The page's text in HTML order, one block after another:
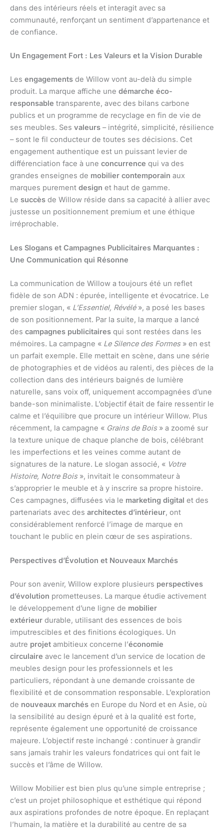
dans des intérieurs réels et interagit avec sa
communauté, renforçant un sentiment d’appartenance et
de confiance.
Un Engagement Fort : Les Valeurs et la Vision Durable
Les engagements de Willow vont au-delà du simple
produit. La marque affiche une démarche éco-
responsable transparente, avec des bilans carbone
publics et un programme de recyclage en fin de vie de
ses meubles. Ses valeurs – intégrité, simplicité, résilience
– sont le fil conducteur de toutes ses décisions. Cet
engagement authentique est un puissant levier de
différenciation face à une concurrence qui va des
grandes enseignes de mobilier contemporain aux
marques purement design et haut de gamme.
Le succès de Willow réside dans sa capacité à allier avec
justesse un positionnement premium et une éthique
irréprochable.
Les Slogans et Campagnes Publicitaires Marquantes :
Une Communication qui Résonne
La communication de Willow a toujours été un reflet
fidèle de son ADN : épurée, intelligente et évocatrice. Le
premier slogan, « L’Essentiel, Révélé», a posé les bases
de son positionnement. Par la suite, la marque a lancé
des campagnes publicitaires qui sont restées dans les
mémoires. La campagne « Le Silence des Formes» en est
un parfait exemple. Elle mettait en scène, dans une série
de photographies et de vidéos au ralenti, des pièces de la
collection dans des intérieurs baignés de lumière
naturelle, sans voix off, uniquement accompagnées d’une
bande-son minimaliste. L’objectif était de faire ressentir le
calme et l’équilibre que procure un intérieur Willow. Plus
récemment, la campagne « Grains de Bois» a zoomé sur
la texture unique de chaque planche de bois, célébrant
les imperfections et les veines comme autant de
signatures de la nature. Le slogan associé, « Votre
Histoire, Notre Bois», invitait le consommateur à
s’approprier le meuble et à y inscrire sa propre histoire.
Ces campagnes, diffusées via le marketing digital et des
partenariats avec des architectes d’intérieur, ont
considérablement renforcé l’image de marque en
touchant le public en plein cœur de ses aspirations.
Perspectives d’Évolution et Nouveaux Marchés
Pour son avenir, Willow explore plusieurs perspectives
d’évolution prometteuses. La marque étudie activement
le développement d’une ligne de mobilier
extérieur durable, utilisant des essences de bois
imputrescibles et des finitions écologiques. Un
autre projet ambitieux concerne l’économie
circulaire avec le lancement d’un service de location de
meubles design pour les professionnels et les
particuliers, répondant à une demande croissante de
flexibilité et de consommation responsable. L’exploration
de nouveaux marchés en Europe du Nord et en Asie, où
la sensibilité au design épuré et à la qualité est forte,
représente également une opportunité de croissance
majeure. L’objectif reste inchangé : continuer à grandir
sans jamais trahir les valeurs fondatrices qui ont fait le
succès et l’âme de Willow.
Willow Mobilier est bien plus qu’une simple entreprise ;
c’est un projet philosophique et esthétique qui répond
aux aspirations profondes de notre époque. En replaçant
l’humain, la matière et la durabilité au centre de sa